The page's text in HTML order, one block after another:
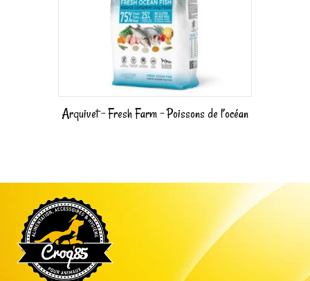
Arquivet – Fresh Farm – Poissons de l’océan